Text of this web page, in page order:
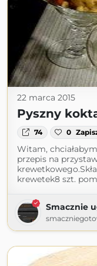
22 marca 2015
Pyszny
74 0
Witam,
przepis na
krewetek8 szt.
Smacznie